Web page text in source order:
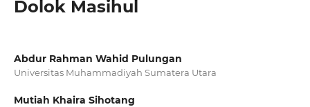
Dolok Masihul
Abdur Rahman Wahid Pulungan
Universitas Muhammadiyah Sumatera Utara
Mutiah Khaira Sihotang